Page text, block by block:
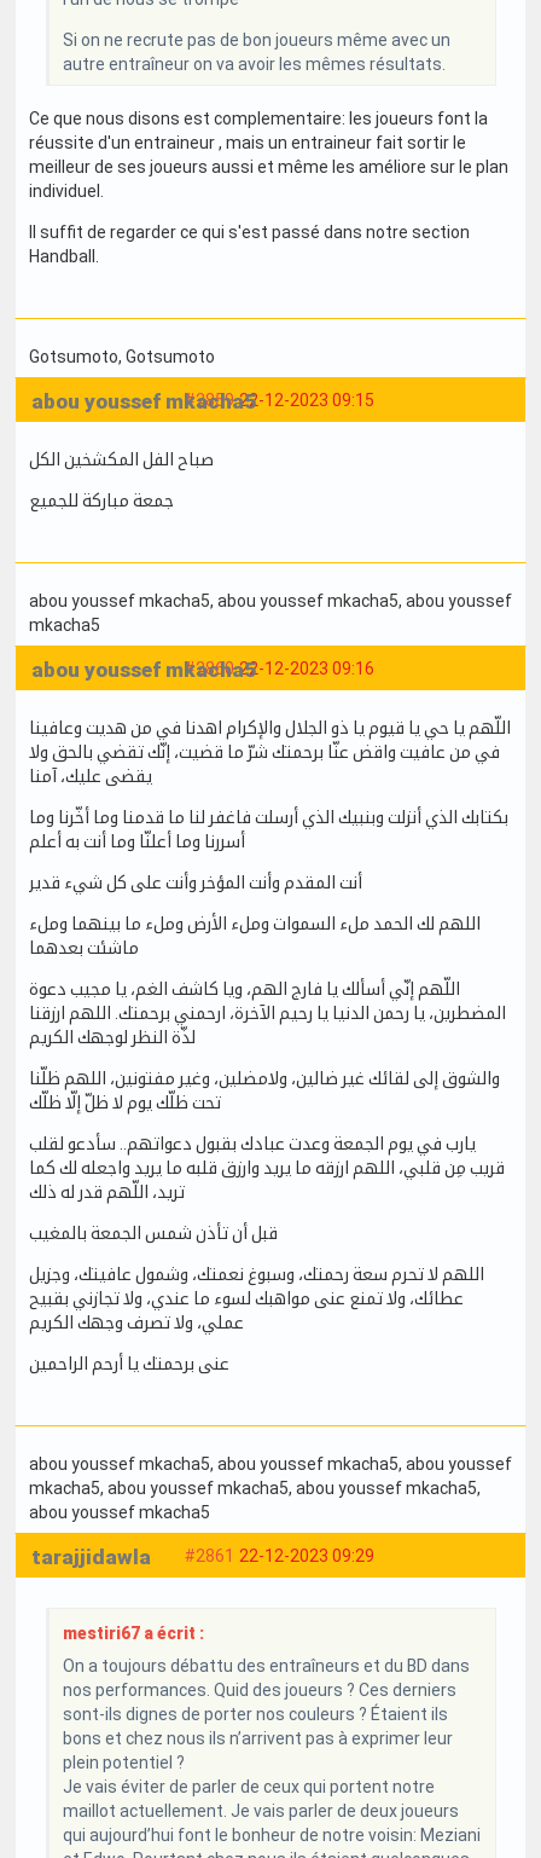
Si on ne recrute pas de bon joueurs même avec un
autre entraîneur on va avoir les mêmes résultats.
Ce que nous disons est complementaire: les joueurs font la
réussite d'un entraineur , mais un entraineur fait sortir le
meilleur de ses joueurs aussi et même les améliore sur le plan
individuel.
Il suffit de regarder ce qui s'est passé dans notre section
Handball.
Gotsumoto, Gotsumoto
#2859 22-12-2023 09:15
abou youssef mkacha5
صباح الفل المكشخين الكل
جمعة مباركة للجميع
abou youssef mkacha5, abou youssef mkacha5, abou youssef
mkacha5
#2860 22-12-2023 09:16
abou youssef mkacha5
اللّهم يا حي يا قيوم يا ذو الجلال والإكرام اهدنا في من هديت وعافينا
في من عافيت واقض عنّا برحمتك شرّ ما قضيت، إنّك تقضي بالحق ولا
يقضى عليك، آمنا
بكتابك الذي أنزلت وبنبيك الذي أرسلت فاغفر لنا ما قدمنا وما أخّرنا وما
أسررنا وما أعلنّا وما أنت به أعلم
أنت المقدم وأنت المؤخر وأنت على كل شيء قدير
اللهم لك الحمد ملء السموات وملء الأرض وملء ما بينهما وملء
ماشئت بعدهما
اللّهم إنّي أسألك يا فارج الهم، ويا كاشف الغم، يا مجيب دعوة
المضطرين، يا رحمن الدنيا يا رحيم الآخرة، ارحمني برحمتك. اللهم ارزقنا
لذّة النظر لوجهك الكريم
والشوق إلى لقائك غير ضالين، ولامضلين، وغير مفتونين، اللهم ظلّنا
تحت ظلّك يوم لا ظلّ إلّا ظلّك
يارب في يوم الجمعة وعدت عبادك بقبول دعواتهم.. سأدعو لقلب
قريب مِن قلبي، اللهم ارزقه ما يريد وارزق قلبه ما يريد واجعله لك كما
تريد، اللّهم قدر له ذلك
قبل أن تأذن شمس الجمعة بالمغيب
اللهم لا تحرم سعة رحمتك، وسبوغ نعمتك، وشمول عافيتك، وجزيل
عطائك، ولا تمنع عنى مواهبك لسوء ما عندي، ولا تجازني بقبيح
عملي، ولا تصرف وجهك الكريم
عنى برحمتك يا أرحم الراحمين
abou youssef mkacha5, abou youssef mkacha5, abou youssef
mkacha5, abou youssef mkacha5, abou youssef mkacha5,
abou youssef mkacha5
#2861 22-12-2023 09:29
tarajjidawla
mestiri67 a écrit :
On a toujours débattu des entraîneurs et du BD dans
nos performances. Quid des joueurs ? Ces derniers
sont-ils dignes de porter nos couleurs ? Étaient ils
bons et chez nous ils n’arrivent pas à exprimer leur
plein potentiel ?
Je vais éviter de parler de ceux qui portent notre
maillot actuellement. Je vais parler de deux joueurs
qui aujourd’hui font le bonheur de notre voisin: Meziani